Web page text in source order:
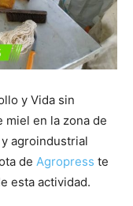
y Vida sin
miel en la zona de
agroindustrial
de Agropress te
esta actividad.